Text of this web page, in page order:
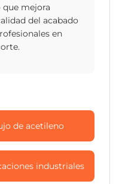
mejora
del acabado
en
de acetileno
industriales